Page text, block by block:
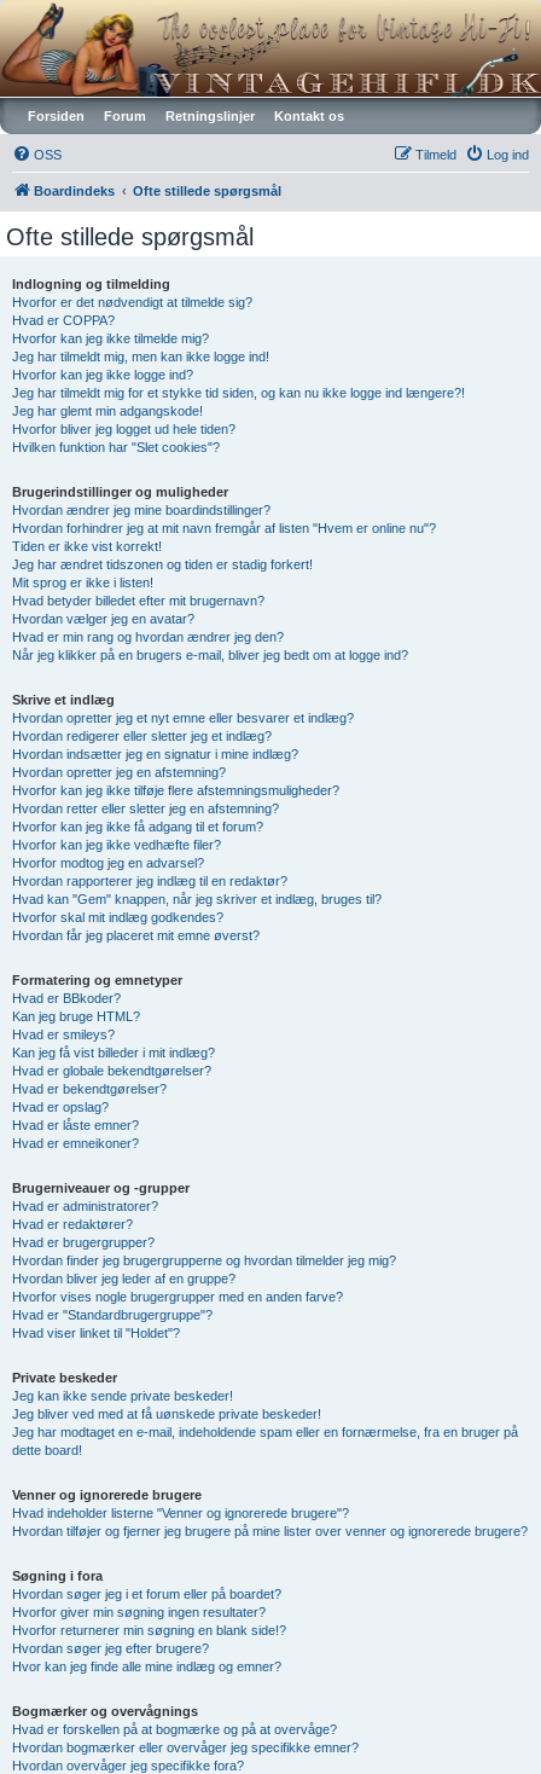
Vintagehifi.dk
Forsiden Forum Retningslinjer Kontakt os
OSS Log ind
Tilmeld
Boardindeks Ofte stillede spørgsmål
Ofte stillede spørgsmål
Indlogning og tilmelding
Hvorfor er det nødvendigt at tilmelde sig?
Hvad er COPPA?
Hvorfor kan jeg ikke tilmelde mig?
Jeg har tilmeldt mig, men kan ikke logge ind!
Hvorfor kan jeg ikke logge ind?
Jeg har tilmeldt mig for et stykke tid siden, og kan nu ikke logge ind længere?!
Jeg har glemt min adgangskode!
Hvorfor bliver jeg logget ud hele tiden?
Hvilken funktion har "Slet cookies"?
Brugerindstillinger og muligheder
Hvordan ændrer jeg mine boardindstillinger?
Hvordan forhindrer jeg at mit navn fremgår af listen "Hvem er online nu"?
Tiden er ikke vist korrekt!
Jeg har ændret tidszonen og tiden er stadig forkert!
Mit sprog er ikke i listen!
Hvad betyder billedet efter mit brugernavn?
Hvordan vælger jeg en avatar?
Hvad er min rang og hvordan ændrer jeg den?
Når jeg klikker på en brugers e-mail, bliver jeg bedt om at logge ind?
Skrive et indlæg
Hvordan opretter jeg et nyt emne eller besvarer et indlæg?
Hvordan redigerer eller sletter jeg et indlæg?
Hvordan indsætter jeg en signatur i mine indlæg?
Hvordan opretter jeg en afstemning?
Hvorfor kan jeg ikke tilføje flere afstemningsmuligheder?
Hvordan retter eller sletter jeg en afstemning?
Hvorfor kan jeg ikke få adgang til et forum?
Hvorfor kan jeg ikke vedhæfte filer?
Hvorfor modtog jeg en advarsel?
Hvordan rapporterer jeg indlæg til en redaktør?
Hvad kan "Gem" knappen, når jeg skriver et indlæg, bruges til?
Hvorfor skal mit indlæg godkendes?
Hvordan får jeg placeret mit emne øverst?
Formatering og emnetyper
Hvad er BBkoder?
Kan jeg bruge HTML?
Hvad er smileys?
Kan jeg få vist billeder i mit indlæg?
Hvad er globale bekendtgørelser?
Hvad er bekendtgørelser?
Hvad er opslag?
Hvad er låste emner?
Hvad er emneikoner?
Brugerniveauer og -grupper
Hvad er administratorer?
Hvad er redaktører?
Hvad er brugergrupper?
Hvordan finder jeg brugergrupperne og hvordan tilmelder jeg mig?
Hvordan bliver jeg leder af en gruppe?
Hvorfor vises nogle brugergrupper med en anden farve?
Hvad er "Standardbrugergruppe"?
Hvad viser linket til "Holdet"?
Private beskeder
Jeg kan ikke sende private beskeder!
Jeg bliver ved med at få uønskede private beskeder!
Jeg har modtaget en e-mail, indeholdende spam eller en fornærmelse, fra en bruger på
dette board!
Venner og ignorerede brugere
Hvad indeholder listerne "Venner og ignorerede brugere"?
Hvordan tilføjer og fjerner jeg brugere på mine lister over venner og ignorerede brugere?
Søgning i fora
Hvordan søger jeg i et forum eller på boardet?
Hvorfor giver min søgning ingen resultater?
Hvorfor returnerer min søgning en blank side!?
Hvordan søger jeg efter brugere?
Hvor kan jeg finde alle mine indlæg og emner?
Bogmærker og overvågnings
Hvad er forskellen på at bogmærke og på at overvåge?
Hvordan bogmærker eller overvåger jeg specifikke emner?
Hvordan overvåger jeg specifikke fora?